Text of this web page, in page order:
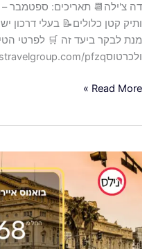
ותיק קטן כלולים📝 בעלי דרכון
מנת לבקר ביעד זה 🛒 לפרטי
ולכרטוסhttps://nilstravelgroup.com/pfzq קבוצות הטיפים,
Read More »
טיסות
לבואנוס
איירס
הרחוקה
החל